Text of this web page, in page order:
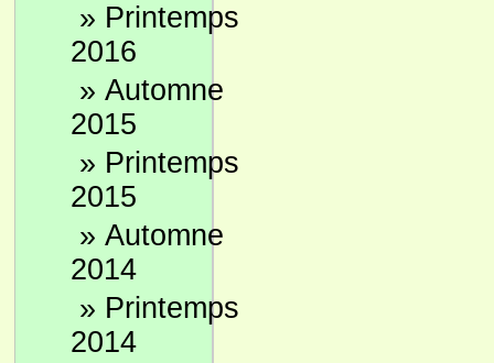
» Printemps
2016
» Automne
2015
» Printemps
2015
» Automne
2014
» Printemps
2014